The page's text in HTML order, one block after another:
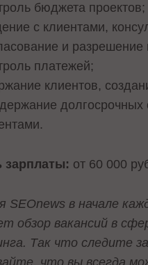
бюджета проектов;
с клиентами,
и разрешение
платежей;
клиентов,
долгосрочных
зарплаты: от 60 000
SEOnews в начале
обзор вакансий в
Так что следите
что вы всегда